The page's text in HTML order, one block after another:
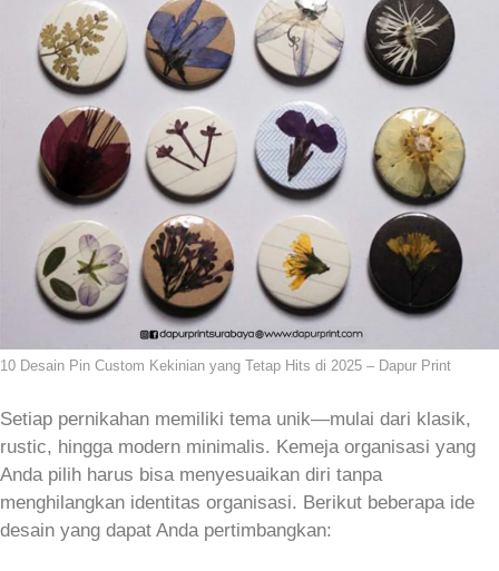
10 Desain Pin Custom Kekinian yang Tetap Hits di 2025 – Dapur Print
Setiap pernikahan memiliki tema unik—mulai dari klasik,
rustic, hingga modern minimalis. Kemeja organisasi yang
Anda pilih harus bisa menyesuaikan diri tanpa
menghilangkan identitas organisasi. Berikut beberapa ide
desain yang dapat Anda pertimbangkan: